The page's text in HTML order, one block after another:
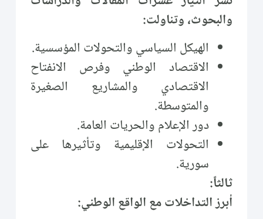
والبحوث، وتناولت:
الهيكل السياسي والتحولات المؤسسية.
الاقتصاد الوطني وفرص الانفتاح
الاقتصادي والمشاريع الصغيرة
والمتوسطة.
دور الإعلام والحريات العامة.
التحولات الإقليمية وتأثيرها على
سورية.
ثالثاً:
أبرز التداخلات مع الواقع الوطني: